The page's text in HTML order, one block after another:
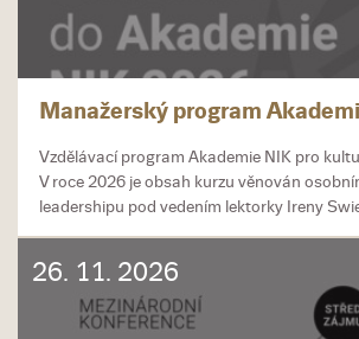
Manažerský program
Vzdělávací program Akademie NIK pro
V roce 2026 je obsah kurzu věnován
leadershipu pod vedením lektorky Ireny
26. 11. 2026